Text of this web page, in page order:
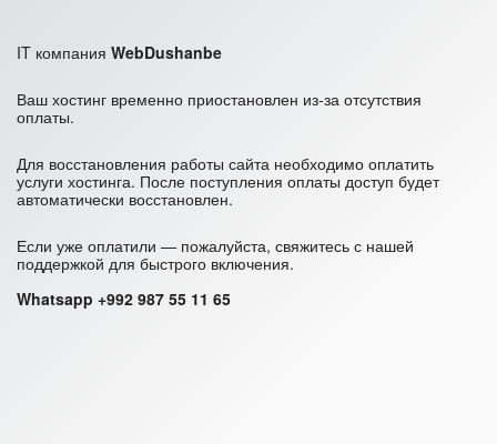
IT компания WebDushanbe
Ваш хостинг временно приостановлен из-за отсутствия
оплаты.
Для восстановления работы сайта необходимо оплатить
услуги хостинга. После поступления оплаты доступ будет
автоматически восстановлен.
Если уже оплатили — пожалуйста, свяжитесь с нашей
поддержкой для быстрого включения.
Whatsapp +992 987 55 11 65